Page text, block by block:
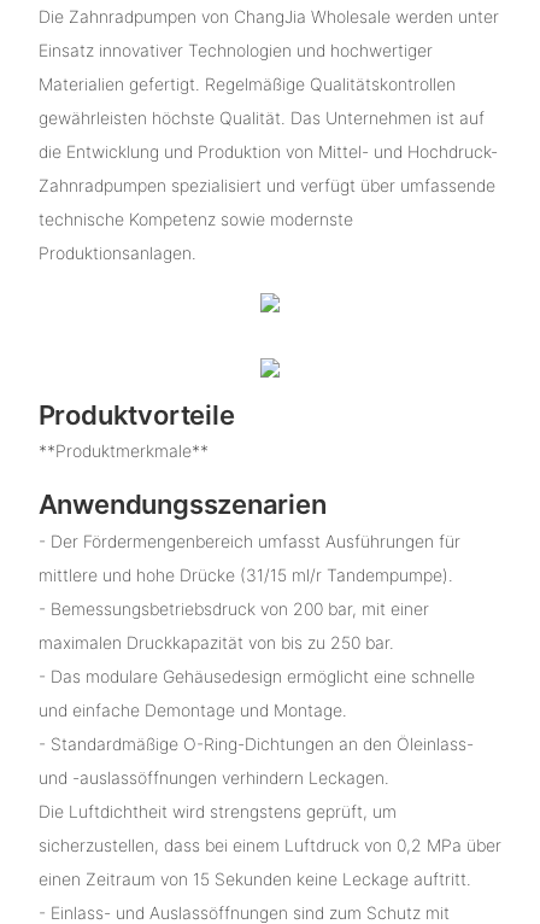
Die Zahnradpumpen von ChangJia Wholesale werden unter
Einsatz innovativer Technologien und hochwertiger
Materialien gefertigt. Regelmäßige Qualitätskontrollen
gewährleisten höchste Qualität. Das Unternehmen ist auf
die Entwicklung und Produktion von Mittel- und Hochdruck-
Zahnradpumpen spezialisiert und verfügt über umfassende
technische Kompetenz sowie modernste
Produktionsanlagen.
Produktvorteile
**Produktmerkmale**
Anwendungsszenarien
- Der Fördermengenbereich umfasst Ausführungen für
mittlere und hohe Drücke (31/15 ml/r Tandempumpe).
- Bemessungsbetriebsdruck von 200 bar, mit einer
maximalen Druckkapazität von bis zu 250 bar.
- Das modulare Gehäusedesign ermöglicht eine schnelle
und einfache Demontage und Montage.
- Standardmäßige O-Ring-Dichtungen an den Öleinlass-
und -auslassöffnungen verhindern Leckagen.
Die Luftdichtheit wird strengstens geprüft, um
sicherzustellen, dass bei einem Luftdruck von 0,2 MPa über
einen Zeitraum von 15 Sekunden keine Leckage auftritt.
- Einlass- und Auslassöffnungen sind zum Schutz mit